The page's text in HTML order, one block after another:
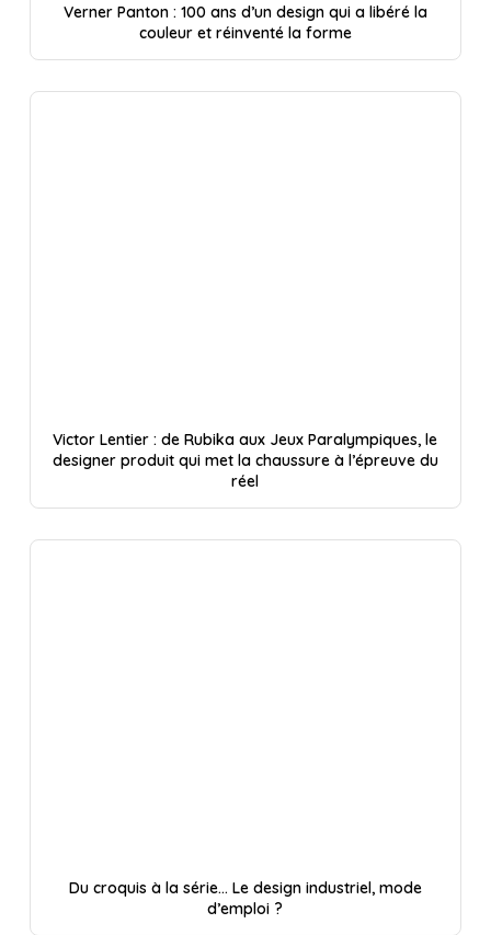
Verner Panton : 100 ans d’un design qui a libéré la
couleur et réinventé la forme
Victor Lentier : de Rubika aux Jeux Paralympiques, le
designer produit qui met la chaussure à l’épreuve du
réel
Du croquis à la série… Le design industriel, mode
d’emploi ?